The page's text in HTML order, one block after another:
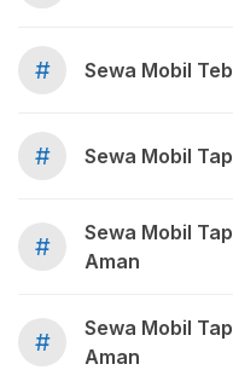
# Sewa Mobil
# Sewa Mobil
#
Sewa Mobil
Aman
#
Sewa Mobil
Aman